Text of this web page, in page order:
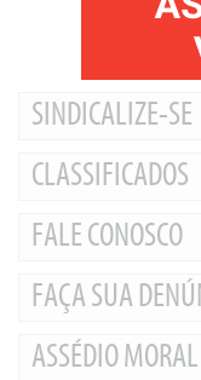
SINDICALIZE-SE
CLASSIFICADOS
FALE CONOSCO
FAÇA SUA
ASSÉDIO MORAL